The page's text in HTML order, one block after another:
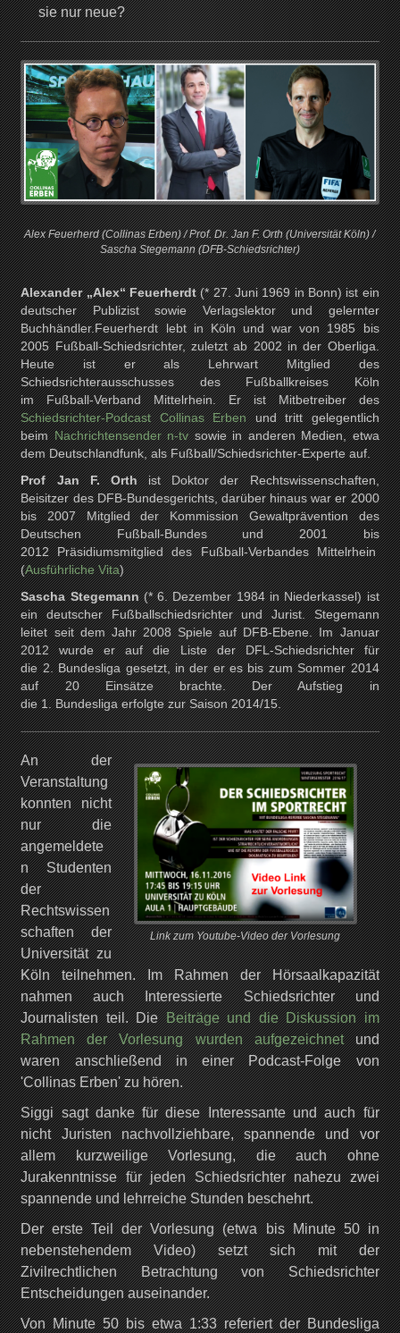
sie nur neue?
Alex Feuerherd (Collinas Erben) / Prof. Dr. Jan F. Orth (Universität Köln) /
Sascha Stegemann (DFB-Schiedsrichter)
Alexander „Alex“ Feuerherdt(* 27. Juni 1969 in Bonn) ist ein
deutscher Publizist sowie Verlagslektor und gelernter
Buchhändler.Feuerherdt lebt in Köln und war von 1985 bis
2005 Fußball-Schiedsrichter, zuletzt ab 2002 in der Oberliga.
Heute ist er als Lehrwart Mitglied des
Schiedsrichterausschusses des Fußballkreises Köln
im Fußball-Verband Mittelrhein. Er ist Mitbetreiber des
Schiedsrichter-Podcast Collinas Erbenund tritt gelegentlich
beimNachrichtensender n-tvsowie in anderen Medien, etwa
dem Deutschlandfunk, als Fußball/Schiedsrichter-Experte auf.
Prof Jan F. Orthist Doktor der Rechtswissenschaften,
Beisitzer des DFB-Bundesgerichts, darüber hinaus war er 2000
bis 2007 Mitglied der Kommission Gewaltprävention des
Deutschen Fußball-Bundes und 2001 bis
2012 Präsidiumsmitglied des Fußball-Verbandes Mittelrhein
(Ausführliche Vita)
Sascha Stegemann(* 6. Dezember 1984 in Niederkassel) ist
ein deutscher Fußballschiedsrichter und Jurist. Stegemann
leitet seit dem Jahr 2008 Spiele auf DFB-Ebene. Im Januar
2012 wurde er auf die Liste der DFL-Schiedsrichter für
die 2. Bundesliga gesetzt, in der er es bis zum Sommer 2014
auf 20 Einsätze brachte. Der Aufstieg in
die 1. Bundesliga erfolgte zur Saison 2014/15.
Link zum Youtube-Video der Vorlesung
An der
Veranstaltung
konnten nicht
nur die
angemeldete
n Studenten
der
Rechtswissen
schaften der
Universität zu
Köln teilnehmen. Im Rahmen der Hörsaalkapazität
nahmen auch Interessierte Schiedsrichter und
Journalisten teil. DieBeiträge und die Diskussion im
Rahmen der Vorlesung wurden aufgezeichnetund
waren anschließend in einer Podcast-Folge von
'Collinas Erben' zu hören.
Siggi sagt danke für diese Interessante und auch für
nicht Juristen nachvollziehbare, spannende und vor
allem kurzweilige Vorlesung, die auch ohne
Jurakenntnisse für jeden Schiedsrichter nahezu zwei
spannende und lehrreiche Stunden beschehrt.
Der erste Teil der Vorlesung (etwa bis Minute 50 in
nebenstehendem Video) setzt sich mit der
Zivilrechtlichen Betrachtung von Schiedsrichter
Entscheidungen auseinander.
Von Minute 50 bis etwa 1:33 referiert der Bundesliga